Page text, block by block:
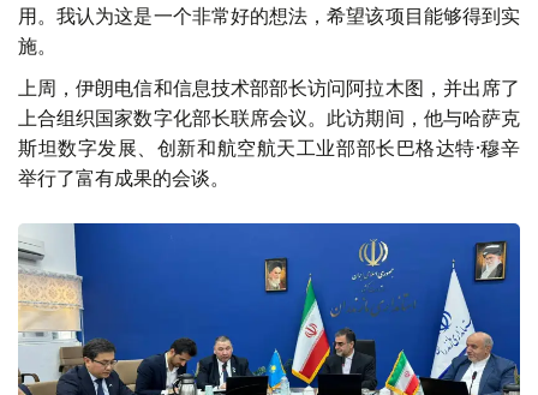
用。我认为这是一个非常好的想法，希望该项目能够得到实
施。
上周，伊朗电信和信息技术部部长访问阿拉木图，并出席了
上合组织国家数字化部长联席会议。此访期间，他与哈萨克
斯坦数字发展、创新和航空航天工业部部长巴格达特·穆辛
举行了富有成果的会谈。